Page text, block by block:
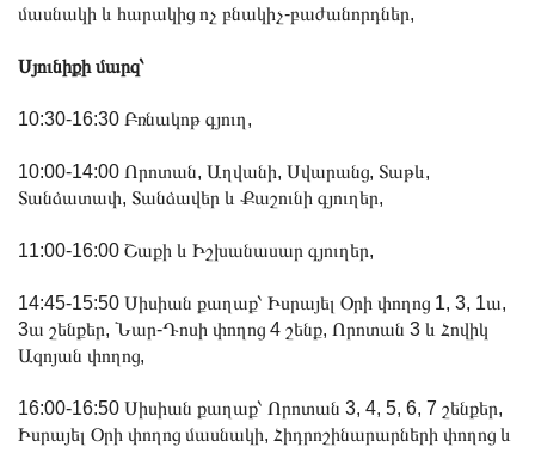
մասնակի և հարակից ոչ բնակիչ-բաժանորդներ,
Սյունիքի մարզ՝
10:30-16:30 Բռնակոթ գյուղ,
10:00-14:00 Որոտան, Աղվանի, Սվարանց, Տաթև,
Տանձատափ, Տանձավեր և Քաշունի գյուղեր,
11:00-16:00 Շաքի և Իշխանասար գյուղեր,
14:45-15:50 Սիսիան քաղաք՝ Իսրայել Օրի փողոց 1, 3, 1ա,
3ա շենքեր, Նար-Դոսի փողոց 4 շենք, Որոտան 3 և Հովիկ
Ազոյան փողոց,
16:00-16:50 Սիսիան քաղաք՝ Որոտան 3, 4, 5, 6, 7 շենքեր,
Իսրայել Օրի փողոց մասնակի, Հիդրոշինարարների փողոց և